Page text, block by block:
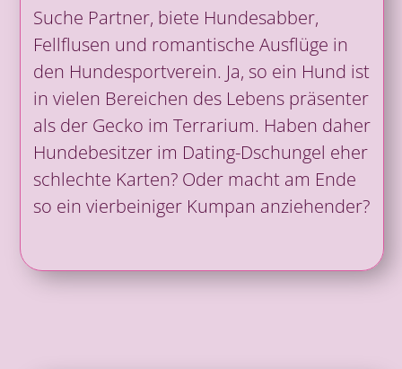
Suche Partner, biete Hundesabber,
Fellflusen und romantische Ausflüge in
den Hundesportverein. Ja, so ein Hund ist
in vielen Bereichen des Lebens präsenter
als der Gecko im Terrarium. Haben daher
Hundebesitzer im Dating-Dschungel eher
schlechte Karten? Oder macht am Ende
so ein vierbeiniger Kumpan anziehender?